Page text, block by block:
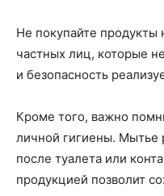
Не покупайте продукты
частных лиц, которые
и безопасность
Кроме того, важно
личной гигиены. Мытье
после туалета или
продукцией позволит